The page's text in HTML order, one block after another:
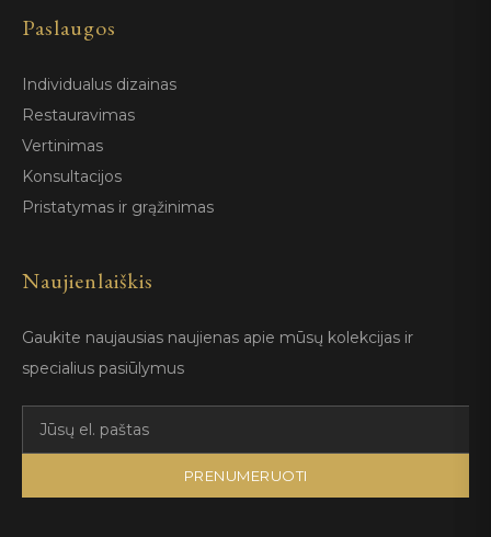
Paslaugos
Individualus dizainas
Restauravimas
Vertinimas
Konsultacijos
Pristatymas ir grąžinimas
Naujienlaiškis
Gaukite naujausias naujienas apie mūsų kolekcijas ir
specialius pasiūlymus
PRENUMERUOTI